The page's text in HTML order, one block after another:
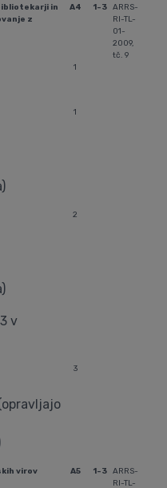
in
z
A4 1-3 ARRS-
RI-TL-
01-
2009,
tč. 9
1
1
v
2
3
virov A5 1-3 ARRS-
RI-TL-